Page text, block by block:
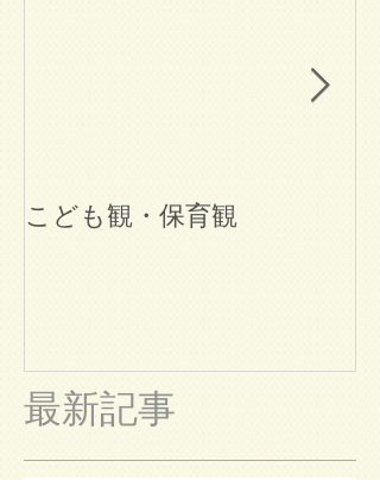
こども観・保育観
最新記事